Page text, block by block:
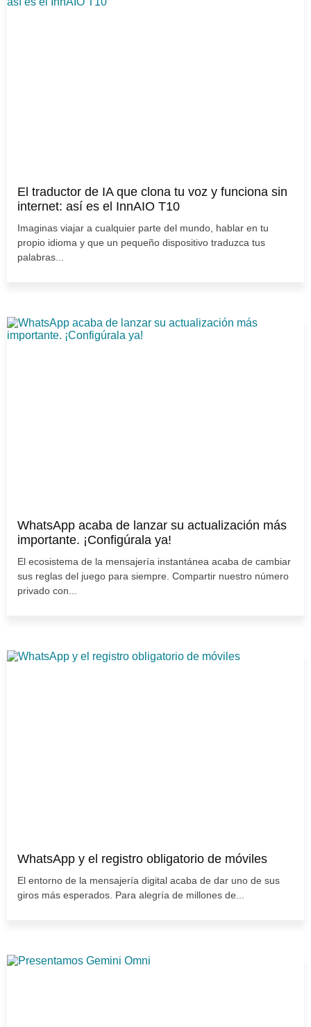
El traductor de IA que clona tu voz y funciona sin
internet: así es el InnAIO T10
Imaginas viajar a cualquier parte del mundo, hablar en tu
propio idioma y que un pequeño dispositivo traduzca tus
palabras...
WhatsApp acaba de lanzar su actualización más
importante. ¡Configúrala ya!
El ecosistema de la mensajería instantánea acaba de cambiar
sus reglas del juego para siempre. Compartir nuestro número
privado con...
WhatsApp y el registro obligatorio de móviles
El entorno de la mensajería digital acaba de dar uno de sus
giros más esperados. Para alegría de millones de...